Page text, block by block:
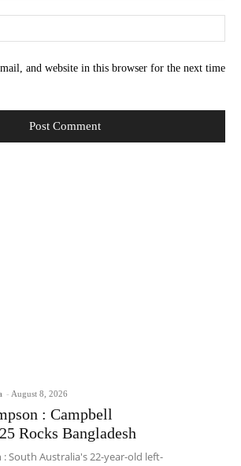
and website in this browser for the next time
- August 8, 2026
: Campbell
Rocks Bangladesh
South Australia's 22-year-old left-